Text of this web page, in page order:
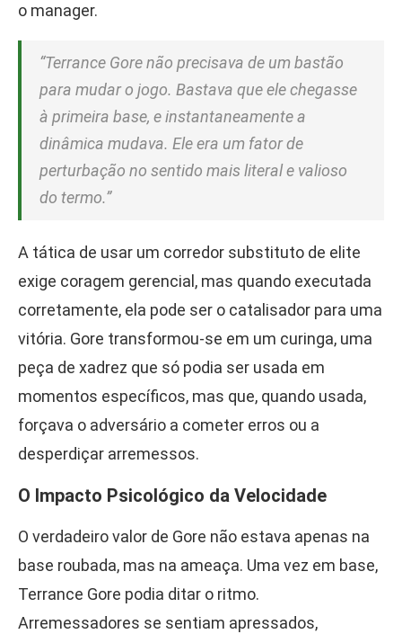
o manager.
“Terrance Gore não precisava de um bastão
para mudar o jogo. Bastava que ele chegasse
à primeira base, e instantaneamente a
dinâmica mudava. Ele era um fator de
perturbação no sentido mais literal e valioso
do termo.”
A tática de usar um corredor substituto de elite
exige coragem gerencial, mas quando executada
corretamente, ela pode ser o catalisador para uma
vitória. Gore transformou-se em um curinga, uma
peça de xadrez que só podia ser usada em
momentos específicos, mas que, quando usada,
forçava o adversário a cometer erros ou a
desperdiçar arremessos.
O Impacto Psicológico da Velocidade
O verdadeiro valor de Gore não estava apenas na
base roubada, mas na ameaça. Uma vez em base,
Terrance Gore podia ditar o ritmo.
Arremessadores se sentiam apressados,